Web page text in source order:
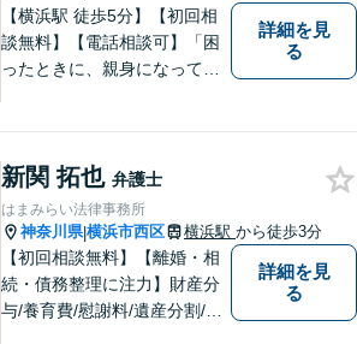
【横浜駅 徒歩5分】【初回相
談無料】【電話相談可】「困
ったときに、親身になってく
で悩まずまずはお気軽にご相
談ください。
詳細を見
る
新関 拓也 弁護士
はまみらい法律事務所
神奈川県|横浜市西区 横浜駅 から徒歩3分
【初回相談無料】【離婚・相
続・債務整理に注力】財産分
与/養育費/慰謝料/遺産分割/遺
詳細を見
る